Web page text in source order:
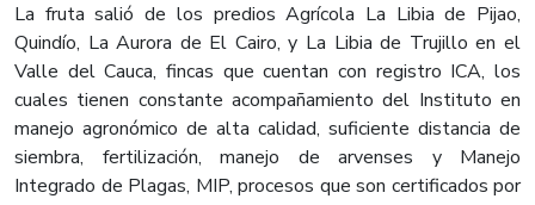
La fruta salió de los predios Agrícola La Libia de Pijao,
Quindío, La Aurora de El Cairo, y La Libia de Trujillo en el
Valle del Cauca, fincas que cuentan con registro ICA, los
cuales tienen constante acompañamiento del Instituto en
manejo agronómico de alta calidad, suficiente distancia de
siembra, fertilización, manejo de arvenses y Manejo
Integrado de Plagas, MIP, procesos que son certificados por